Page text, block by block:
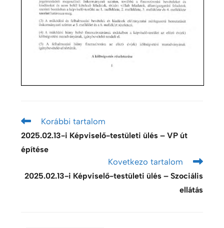
Korábbi tartalom
2025.02.13-i Képviselő-testületi ülés – VP út
építése
Kovetkezo tartalom
2025.02.13-i Képviselő-testületi ülés – Szociális
ellátás